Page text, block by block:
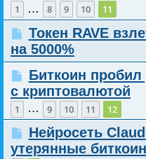
1 … 8 9 10 11
Токен RAVE
на 5000%
Биткоин
с криптовалютой
1 … 9 10 11 12
Нейросеть
утерянные